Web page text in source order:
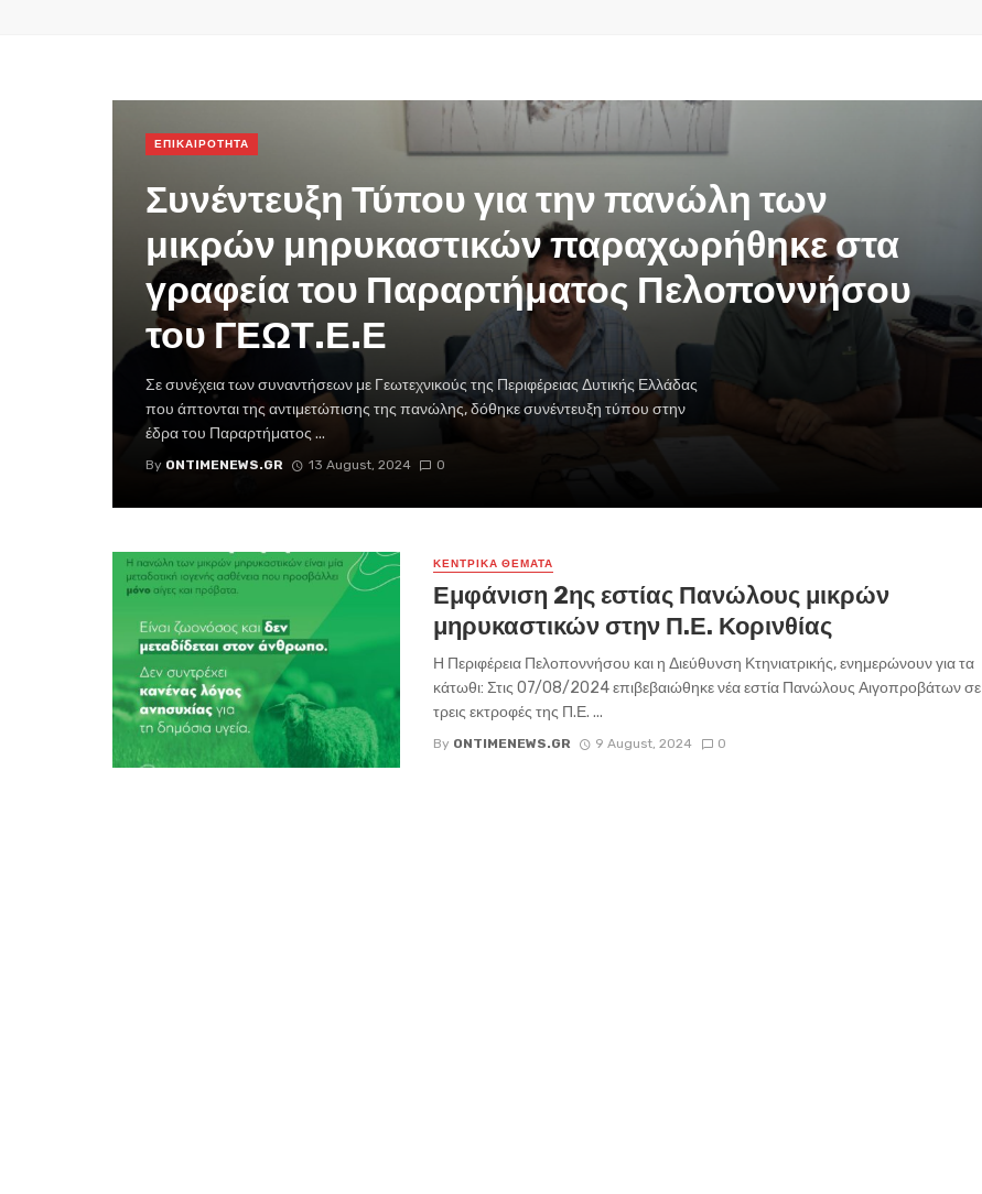
Συνέντευξη Τύπου για την πανώλη των
μικρών μηρυκαστικών παραχωρήθηκε στα
γραφεία του Παραρτήματος Πελοποννήσου
του ΓΕΩΤ.Ε.Ε
Σε συνέχεια των συναντήσεων με Γεωτεχνικούς της Περιφέρειας Δυτικής Ελλάδας
που άπτονται της αντιμετώπισης της πανώλης, δόθηκε συνέντευξη τύπου στην
έδρα του Παραρτήματος ...
By ONTIMENEWS.GR 13 August, 2024 0
ΕΠΙΚΑΙΡΟΤΗΤΑ
ΚΕΝΤΡΙΚΑ ΘΕΜΑΤΑ
Εμφάνιση 2ης εστίας Πανώλους μικρών
μηρυκαστικών στην Π.Ε. Κορινθίας
Η Περιφέρεια Πελοποννήσου και η Διεύθυνση Κτηνιατρικής, ενημερώνουν για τα
κάτωθι: Στις 07/08/2024 επιβεβαιώθηκε νέα εστία Πανώλους Αιγοπροβάτων σε
τρεις εκτροφές της Π.Ε. ...
By ONTIMENEWS.GR 9 August, 2024 0